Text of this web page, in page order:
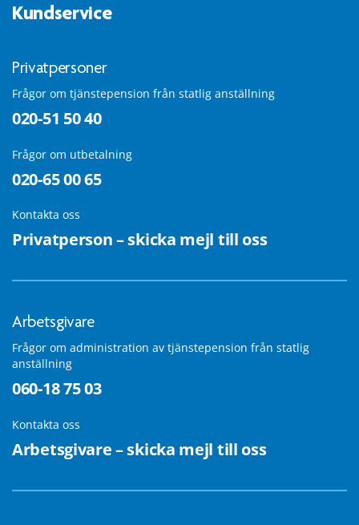
Kundservice
Privatpersoner
Frågor om tjänstepension från statlig anställning
020-51 50 40
Frågor om utbetalning
020-65 00 65
Kontakta oss
Privatperson – skicka mejl till oss
Arbetsgivare
Frågor om administration av tjänstepension från statlig
anställning
060-18 75 03
Kontakta oss
Arbetsgivare – skicka mejl till oss